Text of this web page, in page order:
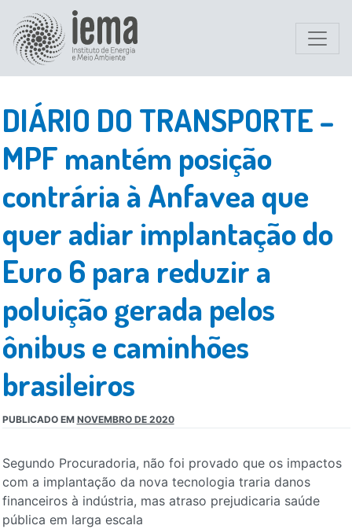
DIÁRIO DO TRANSPORTE –
MPF mantém posição
contrária à Anfavea que
quer adiar implantação do
Euro 6 para reduzir a
poluição gerada pelos
ônibus e caminhões
brasileiros
PUBLICADO EM NOVEMBRO DE 2020
Segundo Procuradoria, não foi provado que os impactos
com a implantação da nova tecnologia traria danos
financeiros à indústria, mas atraso prejudicaria saúde
pública em larga escala